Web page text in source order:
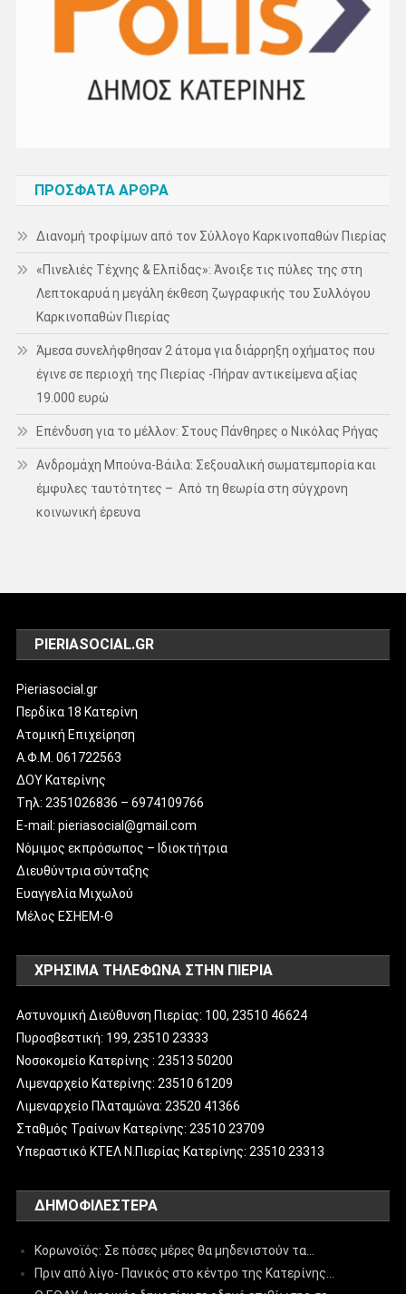
ΠΡΌΣΦΑΤΑ ΆΡΘΡΑ
Διανομή τροφίμων από τον Σύλλογο Καρκινοπαθών Πιερίας
«Πινελιές Τέχνης & Ελπίδας»: Άνοιξε τις πύλες της στη
Λεπτοκαρυά η μεγάλη έκθεση ζωγραφικής του Συλλόγου
Καρκινοπαθών Πιερίας
Άμεσα συνελήφθησαν 2 άτομα για διάρρηξη οχήματος που
έγινε σε περιοχή της Πιερίας -Πήραν αντικείμενα αξίας
19.000 ευρώ
Επένδυση για το μέλλον: Στους Πάνθηρες ο Νικόλας Ρήγας
Ανδρομάχη Μπούνα-Βάιλα: Σεξουαλική σωματεμπορία και
έμφυλες ταυτότητες – Από τη θεωρία στη σύγχρονη
κοινωνική έρευνα
PIERIASOCIAL.GR
Pieriasocial.gr
Περδίκα 18 Κατερίνη
Ατομική Επιχείρηση
Α.Φ.Μ. 061722563
ΔΟΥ Κατερίνης
Tηλ: 2351026836 – 6974109766
E-mail: pieriasocial@gmail.com
Νόμιμος εκπρόσωπος – Ιδιοκτήτρια
Διευθύντρια σύνταξης
Ευαγγελία Μιχωλού
Μέλος ΕΣΗΕΜ-Θ
ΧΡΗΣΙΜΑ ΤΗΛΕΦΩΝΑ ΣΤΗΝ ΠΙΕΡΙΑ
Αστυνομική Διεύθυνση Πιερίας: 100, 23510 46624
Πυροσβεστική: 199, 23510 23333
Νοσοκομείο Κατερίνης : 23513 50200
Λιμεναρχείο Κατερίνης: 23510 61209
Λιμεναρχείο Πλαταμώνα: 23520 41366
Σταθμός Τραίνων Κατερίνης: 23510 23709
Υπεραστικό ΚΤΕΛ Ν.Πιερίας Κατερίνης: 23510 23313
ΔΗΜΟΦΙΛΈΣΤΕΡΑ
Κορωνοϊός: Σε πόσες μέρες θα μηδενιστούν τα…
Πριν από λίγο- Πανικός στο κέντρο της Κατερίνης…